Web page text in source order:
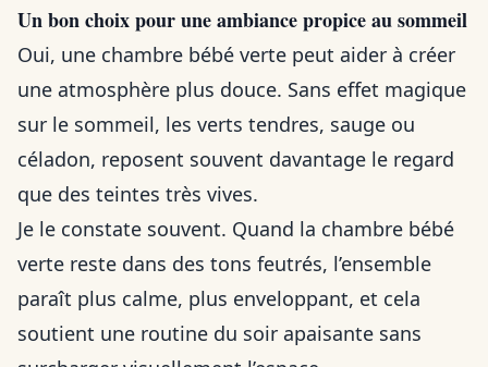
Un bon choix pour une ambiance propice au sommeil
Oui, une chambre bébé verte peut aider à créer
une atmosphère plus douce. Sans effet magique
sur le sommeil, les verts tendres, sauge ou
céladon, reposent souvent davantage le regard
que des teintes très vives.
Je le constate souvent. Quand la chambre bébé
verte reste dans des tons feutrés, l’ensemble
paraît plus calme, plus enveloppant, et cela
soutient une routine du soir apaisante sans